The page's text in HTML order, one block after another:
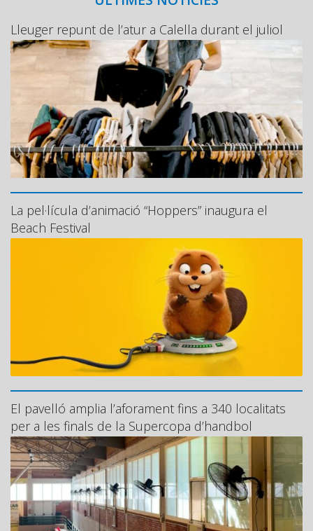
Lleuger repunt de l’atur a Calella durant el juliol
La pel·lícula d’animació “Hoppers” inaugura el
Beach Festival
El pavelló amplia l’aforament fins a 340 localitats
per a les finals de la Supercopa d’handbol